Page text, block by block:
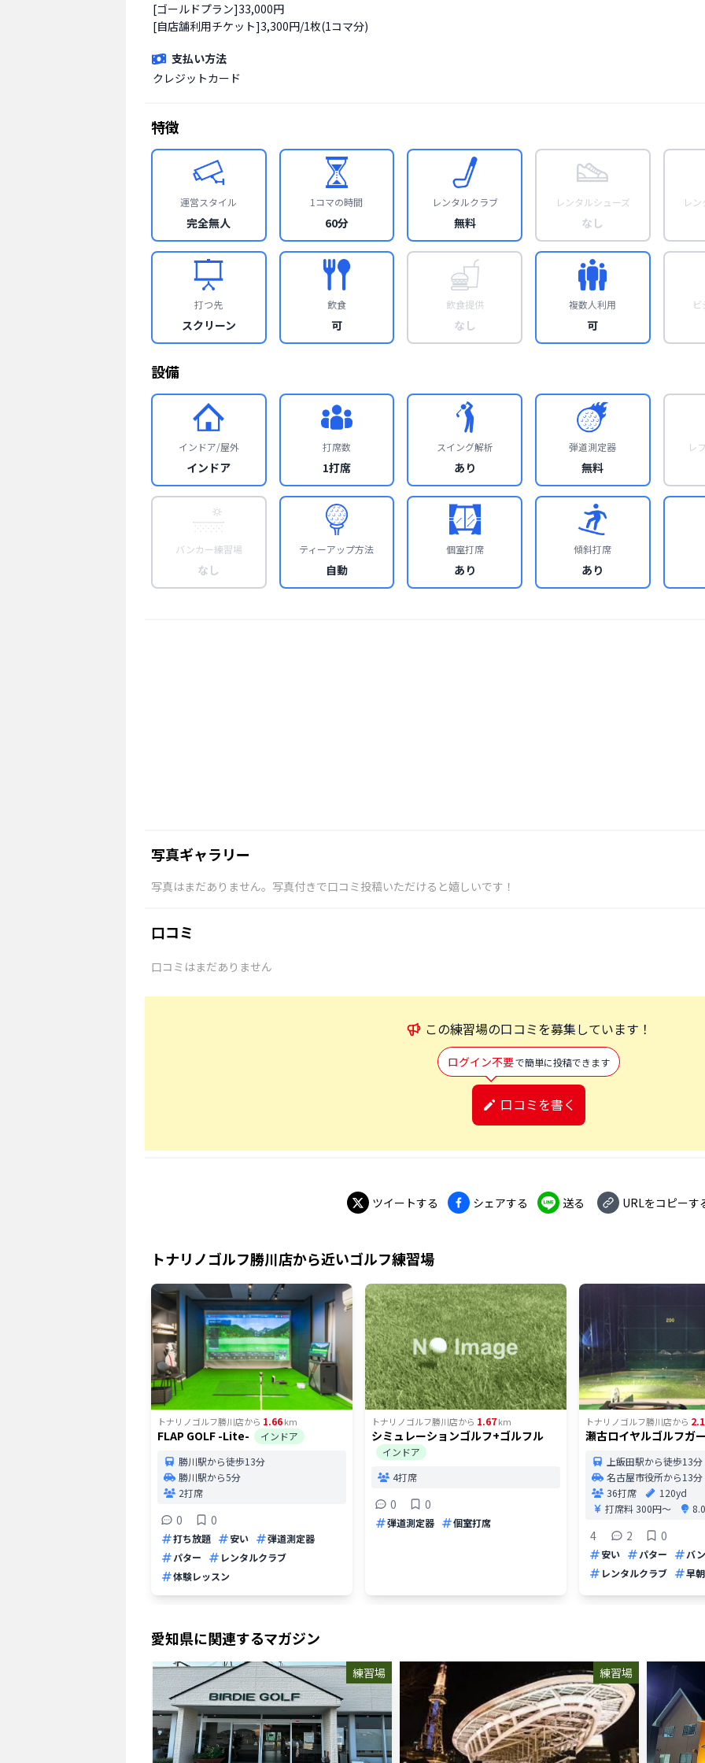
[ゴールドプラン]33,000円
[自店舗利用チケット]3,300円/1枚(1コマ分)
支払い方法
クレジットカード
特徴
運営スタイル
完全無人
1コマの時間
60分
レンタルクラブ
無料
レンタルシューズ
なし
レ
打つ先
スクリーン
飲食
可
飲食提供
なし
複数人利用
可
設備
インドア/屋外
インドア
打席数
1打席
スイング解析
あり
弾道測定器
無料
レ
バンカー練習場
なし
ティーアップ方法
自動
個室打席
あり
傾斜打席
あり
写真ギャラリー
写真はまだありません。写真付きで口コミ投稿いただけると嬉しいです！
口コミ
口コミはまだありません
この練習場の口コミを募集しています！
ログイン不要で簡単に投稿できます
口コミを書く
ツイートする シェアする 送る URLをコピーす
トナリノゴルフ勝川店から近いゴルフ練習場
トナリノゴルフ勝川店から 1.66km
FLAP GOLF -Lite-
インドア
勝川駅から徒歩13分
勝川駅から5分
2打席
0 0
打ち放題 安い
弾道測定器
パター
レンタルクラブ
体験レッスン
トナリノゴルフ勝川店から 1.67km
シミュレーションゴルフ+ゴルフル
インドア
4打席
0 0
弾道測定器 個室打席
トナリノゴルフ勝川店から
瀬古ロイヤルゴルフガ
上飯田駅から徒歩13分
名古屋市役所から13分
36打席
120yd
打席料300円〜
4 2 0
安い パター
バ
レンタルクラブ
早朝
愛知県に関連するマガジン
練習場 練習場